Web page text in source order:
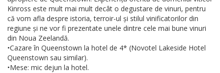
Kinross este mult mai mult decât o degustare de vinuri, pentru
că vom afla despre istoria, terroir-ul și stilul vinificatorilor din
regiune și ne vor fi prezentate unele dintre cele mai bune vinuri
din Noua Zeelandă.
•Cazare în Queenstown la hotel de 4* (Novotel Lakeside Hotel
Queenstown sau similar).
•Mese: mic dejun la hotel.